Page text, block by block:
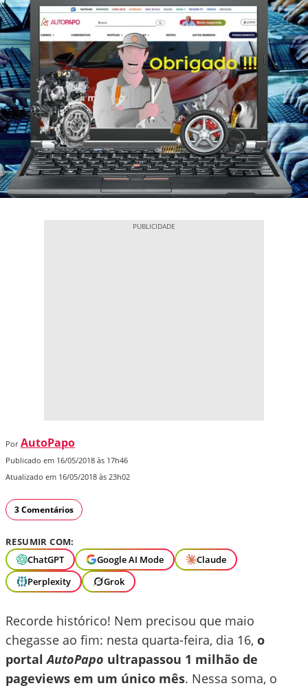
Por AutoPapo
Publicado em 16/05/2018 às 17h46
Atualizado em 16/05/2018 às 23h02
3 Comentários
RESUMIR COM:
ChatGPT
Google AI Mode
Claude
Perplexity
Grok
Recorde histórico! Nem precisou que maio
chegasse ao fim: nesta quarta-feira, dia 16, o
portalAutoPapo ultrapassou 1 milhão de
pageviews em um único mês. Nessa soma, o